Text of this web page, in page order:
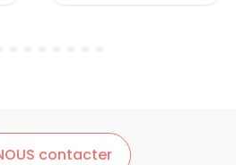
contacter